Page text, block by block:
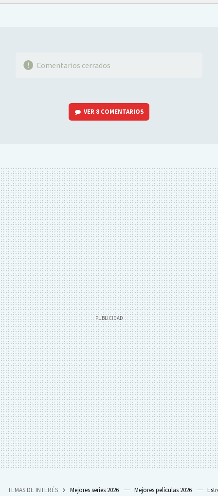
FACEBOOKTWITTERFLIPBOARD
E-
WHATSAPP
Comentarios cerrados
VER 8 COMENTARIOS
TEMAS DE INTERÉS Mejores series 2026 Mejores películas 2026